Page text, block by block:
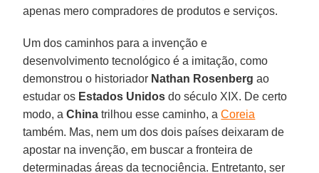
apenas mero compradores de produtos e serviços.
Um dos caminhos para a invenção e
desenvolvimento tecnológico é a imitação, como
demonstrou o historiador Nathan Rosenberg ao
estudar os Estados Unidos do século XIX. De certo
modo, aChina trilhou esse caminho, aCoreia
também. Mas, nem um dos dois países deixaram de
apostar na invenção, em buscar a fronteira de
determinadas áreas da tecnociência. Entretanto, ser